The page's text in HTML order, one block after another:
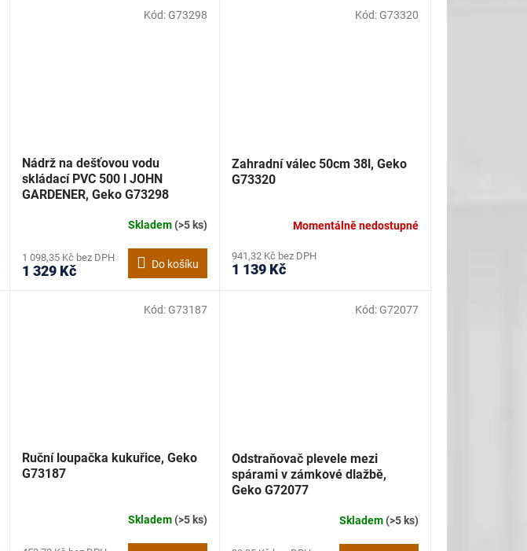
Nádrž na dešťovou vodu
skládací PVC 500 l JOHN
GARDENER, Geko G73298
Skladem(>5 ks)
1 098,35 Kč bez DPH
1 329 Kč Do košíku
Kód: G73298
Zahradní válec 50cm 38l, Geko
G73320
Momentálně nedostupné
941,32 Kč bez DPH
1 139 Kč
Kód: G73320
Ruční loupačka kukuřice, Geko
G73187
Skladem(>5 ks)
Kód: G73187
Odstraňovač plevele mezi
spárami v zámkové dlažbě,
Geko G72077
Skladem(>5 ks)
Kód: G72077